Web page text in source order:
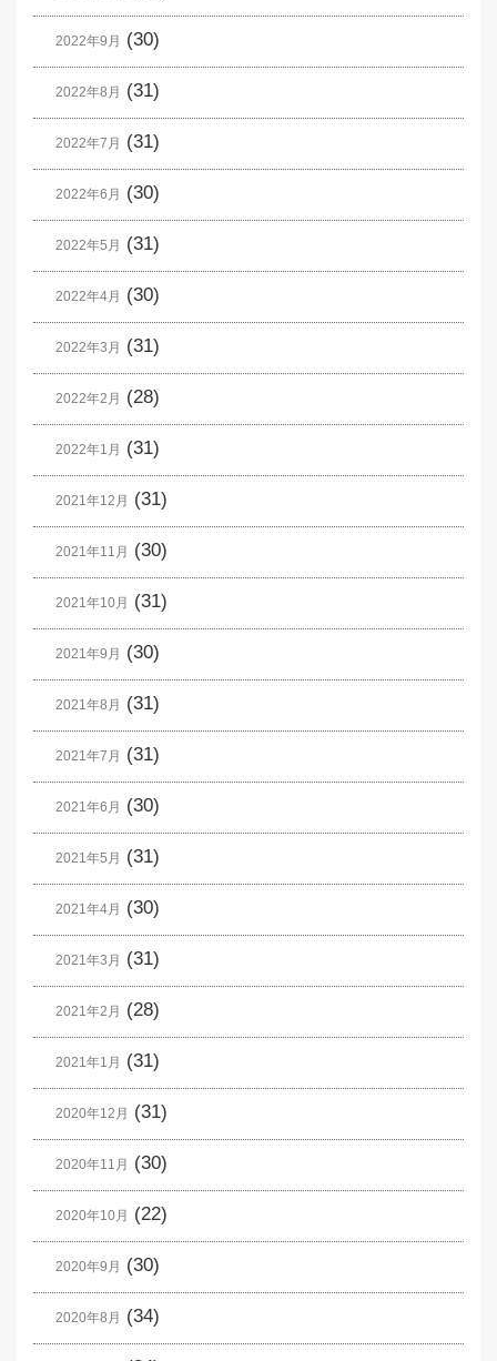
2022年9月 (30)
2022年8月 (31)
2022年7月 (31)
2022年6月 (30)
2022年5月 (31)
2022年4月 (30)
2022年3月 (31)
2022年2月 (28)
2022年1月 (31)
2021年12月 (31)
2021年11月 (30)
2021年10月 (31)
2021年9月 (30)
2021年8月 (31)
2021年7月 (31)
2021年6月 (30)
2021年5月 (31)
2021年4月 (30)
2021年3月 (31)
2021年2月 (28)
2021年1月 (31)
2020年12月 (31)
2020年11月 (30)
2020年10月 (22)
2020年9月 (30)
2020年8月 (34)